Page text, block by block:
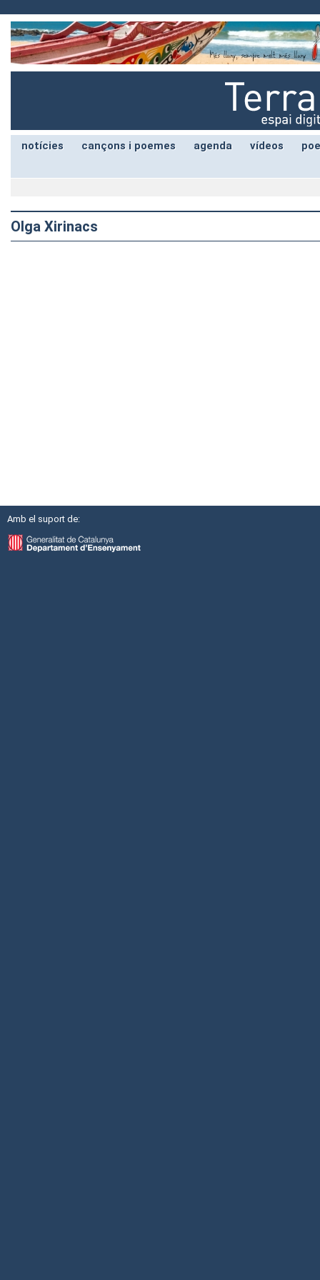
notícies cançons i poemes agenda vídeos
Olga Xirinacs
Amb el suport de: